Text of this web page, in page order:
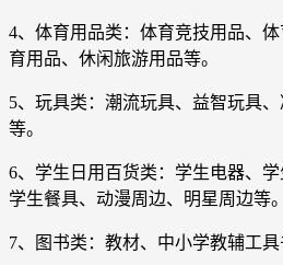
4、体育用品类：体育竞技用品、
育用品、休闲旅游用品等。
5、玩具类：潮流玩具、益智玩具
等。
6、学生日用百货类：学生电器、学
学生餐具、动漫周边、明星周边等。
7、图书类：教材、中小学教辅工具